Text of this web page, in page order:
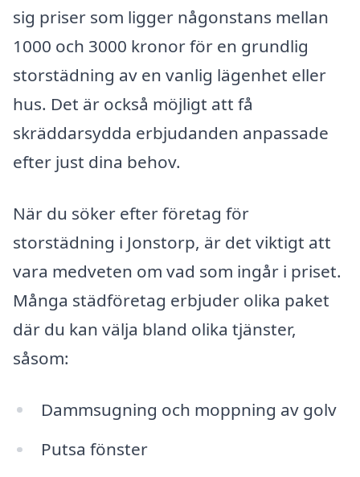
sig priser som ligger någonstans mellan
1000 och 3000 kronor för en grundlig
storstädning av en vanlig lägenhet eller
hus. Det är också möjligt att få
skräddarsydda erbjudanden anpassade
efter just dina behov.
När du söker efter företag för
storstädning i Jonstorp, är det viktigt att
vara medveten om vad som ingår i priset.
Många städföretag erbjuder olika paket
där du kan välja bland olika tjänster,
såsom:
Dammsugning och moppning av golv
Putsa fönster